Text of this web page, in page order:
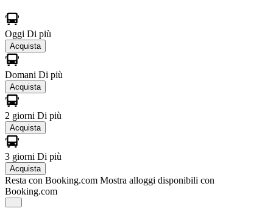
Oggi Di più
Acquista
Domani Di più
Acquista
2 giorni Di più
Acquista
3 giorni Di più
Acquista
Resta con Booking.com Mostra alloggi disponibili con
Booking.com